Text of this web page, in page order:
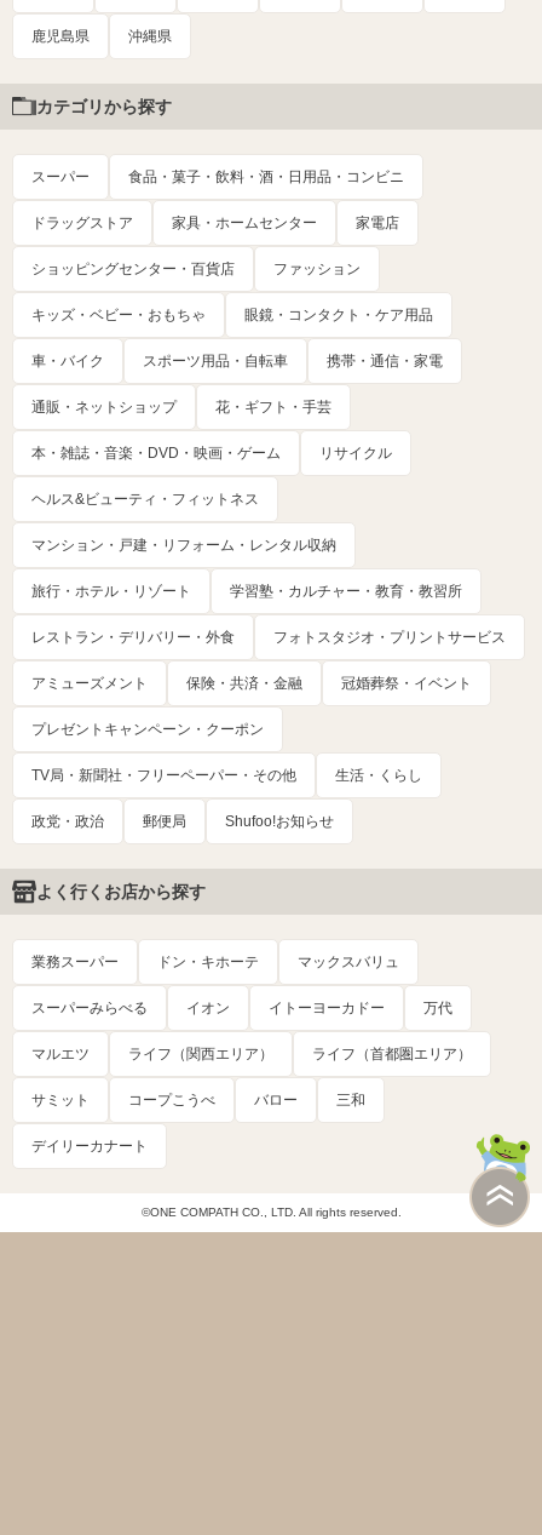
鹿児島県 沖縄県
カテゴリから探す
スーパー 食品・菓子・飲料・酒・日用品・コンビニ
ドラッグストア 家具・ホームセンター 家電店
ショッピングセンター・百貨店 ファッション
キッズ・ベビー・おもちゃ 眼鏡・コンタクト・ケア用品
車・バイク スポーツ用品・自転車 携帯・通信・家電
通販・ネットショップ 花・ギフト・手芸
本・雑誌・音楽・DVD・映画・ゲーム リサイクル
ヘルス&ビューティ・フィットネス
マンション・戸建・リフォーム・レンタル収納
旅行・ホテル・リゾート 学習塾・カルチャー・教育・教習所
レストラン・デリバリー・外食 フォトスタジオ・プリントサービス
アミューズメント 保険・共済・金融 冠婚葬祭・イベント
プレゼントキャンペーン・クーポン
TV局・新聞社・フリーペーパー・その他 生活・くらし
政党・政治 郵便局 Shufoo!お知らせ
よく行くお店から探す
業務スーパー ドン・キホーテ マックスバリュ
スーパーみらべる イオン イトーヨーカドー 万代
マルエツ ライフ（関西エリア） ライフ（首都圏エリア）
サミット コープこうべ バロー 三和
デイリーカナート
©ONE COMPATH CO., LTD. All rights reserved.